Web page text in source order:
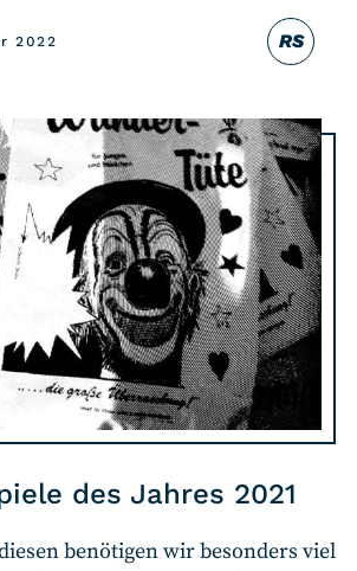
RS
2022
des Jahres 2021
benötigen wir besonders viel